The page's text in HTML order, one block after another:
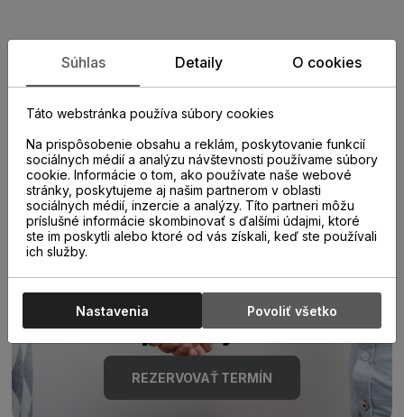
Zistite viac o vlastnostiach
produktu
Poraďte sa s
odborníkom u nás na
predajni.
REZERVOVAŤ TERMÍN
Súhlas Detaily O cookies
Táto webstránka používa súbory cookies
Na prispôsobenie obsahu a reklám, poskytovanie funkcií
sociálnych médií a analýzu návštevnosti používame súbory
cookie. Informácie o tom, ako používate naše webové
stránky, poskytujeme aj našim partnerom v oblasti
sociálnych médií, inzercie a analýzy. Títo partneri môžu
príslušné informácie skombinovať s ďalšími údajmi, ktoré
ste im poskytli alebo ktoré od vás získali, keď ste používali
ich služby.
Nastavenia Povoliť všetko